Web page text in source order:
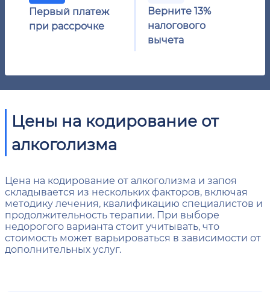
Первый платеж
при рассрочке
Верните 13%
налогового
вычета
Цены на кодирование от
алкоголизма
Цена на кодирование от алкоголизма и запоя
складывается из нескольких факторов, включая
методику лечения, квалификацию специалистов и
продолжительность терапии. При выборе
недорогого варианта стоит учитывать, что
стоимость может варьироваться в зависимости от
дополнительных услуг.